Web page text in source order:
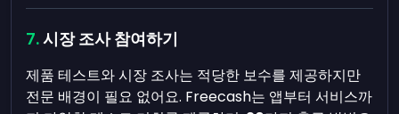
시장 조사 참여하기
제품 테스트와 시장 조사는 적당한 보수를 제공하지만
전문 배경이 필요 없어요. Freecash는 앱부터 서비스까